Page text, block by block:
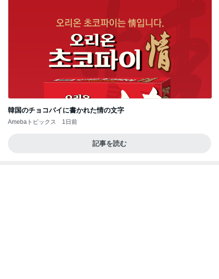
韓国のチョコパイに書かれた情の文字
Amebaトピックス 1日前
記事を読む